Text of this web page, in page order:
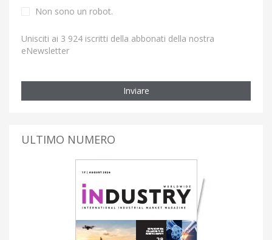
Non sono un robot.
Unisciti ai 3 924 iscritti della abbonati della nostra
eNewsletter
Inviare
ULTIMO NUMERO